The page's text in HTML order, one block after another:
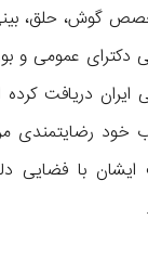
گوش، حلق،
دکترای عمومی
ایران دریافت
رضایتمندی
با فضایی